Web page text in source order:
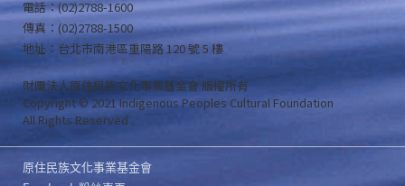
電話：(02)2788-1600
傳真：(02)2788-1500
地址：台北市南港區重陽路 120 號 5 樓
財團法人原住民族文化事業基金會 版權所有
Copyright © 2021 Indigenous Peoples Cultural Foundation
All Rights Reserved .
原住民族文化事業基金會